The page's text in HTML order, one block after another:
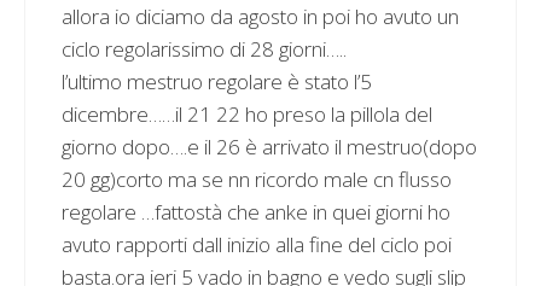
allora io diciamo da agosto in poi ho avuto un
ciclo regolarissimo di 28 giorni…..
l’ultimo mestruo regolare è stato l’5
dicembre……il 21 22 ho preso la pillola del
giorno dopo….e il 26 è arrivato il mestruo(dopo
20 gg)corto ma se nn ricordo male cn flusso
regolare …fattostà che anke in quei giorni ho
avuto rapporti dall inizio alla fine del ciclo poi
basta.ora ieri 5 vado in bagno e vedo sugli slip